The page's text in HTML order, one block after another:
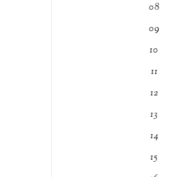
08
09
10
11
12
13
14
15